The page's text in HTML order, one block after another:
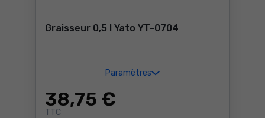
Graisseur 0,5 l Yato YT-0704
Paramètres
38,75 €
TTC